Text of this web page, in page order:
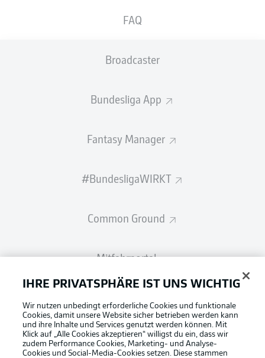
FAQ
Broadcaster
Bundesliga App
Fantasy Manager
#BundesligaWIRKT
Common Ground
Mitfahrportal
Sprachauswahl
Deutsch Anzeige Modus
Football as it's meant to be
IHRE PRIVATSPHÄRE IST UNS WICHTIG
Wir nutzen unbedingt erforderliche Cookies und funktionale
Cookies, damit unsere Website sicher betrieben werden kann
und ihre Inhalte und Services genutzt werden können. Mit
Klick auf „Alle Cookies akzeptieren“ willigst du ein, dass wir
zudem Performance Cookies, Marketing- und Analyse-
Cookies und Social-Media-Cookies setzen. Diese stammen